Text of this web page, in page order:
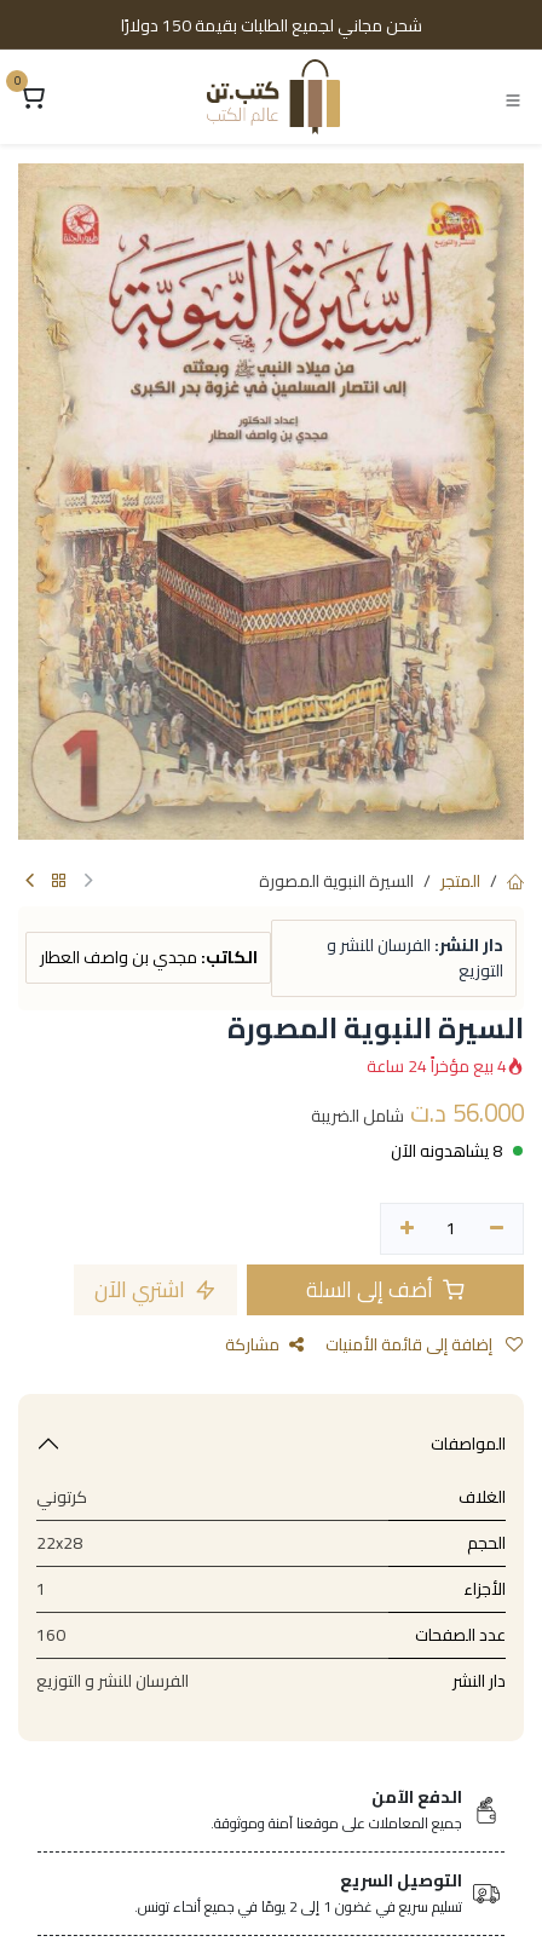
شحن مجاني لجميع الطلبات بقيمة 150 دولارًا
0
المتجر السيرة النبوية المصورة
دار النشر:الفرسان للنشر و
التوزيع
الكاتب:مجدي بن واصف العطار
السيرة النبوية المصورة
4 بيع مؤخراً 24 ساعة
56.000د.ت شامل الضريبة
8 يشاهدونه الآن
أضف إلى السلة اشتري الآن
مشاركة
المواصفات
الغلاف
كرتوني
الحجم
22x28
الأجزاء
1
عدد الصفحات
160
دار النشر
الفرسان للنشر و التوزيع
الدفع الآمن
جميع المعاملات على موقعنا آمنة وموثوقة.
التوصيل السريع
تسليم سريع في غضون 1 إلى 2 يومًا في جميع أنحاء تونس.